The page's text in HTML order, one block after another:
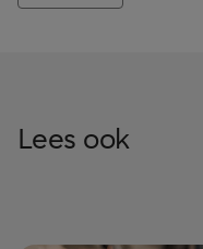
Lees ook